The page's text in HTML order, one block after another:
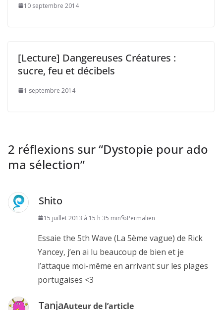
10 septembre 2014
[Lecture] Dangereuses Créatures :
sucre, feu et décibels
1 septembre 2014
2 réflexions sur “Dystopie pour ado
ma sélection”
Shito
15 juillet 2013 à 15 h 35 min Permalien
Essaie the 5th Wave (La 5ème vague) de Rick
Yancey, j’en ai lu beaucoup de bien et je
l’attaque moi-même en arrivant sur les plages
portugaises <3
TanjaAuteur de l’article